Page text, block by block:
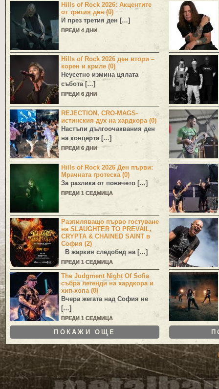
Hills of Rock 2026: Акцентите
от третия ден (0)
И през третия ден […]
ПРЕДИ 4 ДНИ
Hills of Rock 2026 ден втори –
корен и криле (0)
Неусетно измина цялата
събота […]
ПРЕДИ 6 ДНИ
REJECTION, CRO-MAGS-
истинския дух на хардкора (0)
Настъпи дългоочаквания ден
на концерта […]
ПРЕДИ 6 ДНИ
Hills of Rock 2026 Ден първи:
Мрачната гротеска (0)
За разлика от повечето […]
ПРЕДИ 1 СЕДМИЦА
Разпиляващо първо гостуване
на SLAUGHTER TO PREVAIL,
CRYPTA & CHAINED SAINT в
София (2)
В жаркия следобед на […]
ПРЕДИ 1 СЕДМИЦА
The Judgment Night Of Sofia
събра легенди на хардкора и
хип-хопа (0)
Вчера жегата над София не
[…]
ПРЕДИ 1 СЕДМИЦА
ПОКАЖИ ОЩЕ